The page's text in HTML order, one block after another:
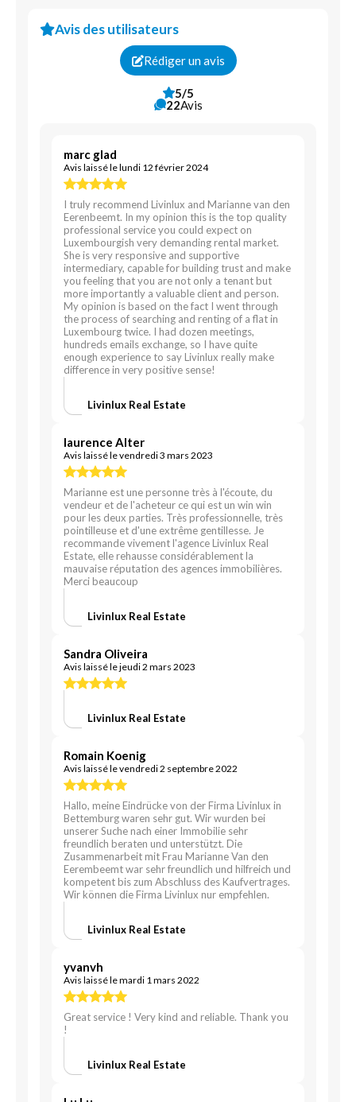
Avis des utilisateurs
Rédiger un avis
5/5
22Avis
marc glad
Avis laissé le lundi 12 février 2024
I truly recommend Livinlux and Marianne van den
Eerenbeemt. In my opinion this is the top quality
professional service you could expect on
Luxembourgish very demanding rental market.
She is very responsive and supportive
intermediary, capable for building trust and make
you feeling that you are not only a tenant but
more importantly a valuable client and person.
My opinion is based on the fact I went through
the process of searching and renting of a flat in
Luxembourg twice. I had dozen meetings,
hundreds emails exchange, so I have quite
enough experience to say Livinlux really make
difference in very positive sense!
Livinlux Real Estate
laurence Alter
Avis laissé le vendredi 3 mars 2023
Marianne est une personne très à l'écoute, du
vendeur et de l'acheteur ce qui est un win win
pour les deux parties. Très professionnelle, très
pointilleuse et d'une extrême gentillesse. Je
recommande vivement l'agence Livinlux Real
Estate, elle rehausse considérablement la
mauvaise réputation des agences immobilières.
Merci beaucoup
Livinlux Real Estate
Sandra Oliveira
Avis laissé le jeudi 2 mars 2023
Livinlux Real Estate
Romain Koenig
Avis laissé le vendredi 2 septembre 2022
Hallo, meine Eindrücke von der Firma Livinlux in
Bettemburg waren sehr gut. Wir wurden bei
unserer Suche nach einer Immobilie sehr
freundlich beraten und unterstützt. Die
Zusammenarbeit mit Frau Marianne Van den
Eerembeemt war sehr freundlich und hilfreich und
kompetent bis zum Abschluss des Kaufvertrages.
Wir können die Firma Livinlux nur empfehlen.
Livinlux Real Estate
yvanvh
Avis laissé le mardi 1 mars 2022
Great service ! Very kind and reliable. Thank you
!
Livinlux Real Estate